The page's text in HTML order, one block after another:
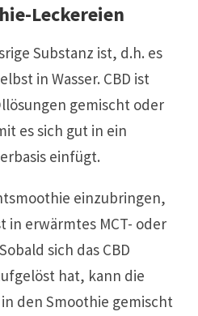
Leckereien
Substanz ist, d.h. es
in Wasser. CBD ist
gemischt oder
es sich gut in ein
einfügt.
einzubringen,
in erwärmtes MCT- oder
sich das CBD
hat, kann die
den Smoothie gemischt